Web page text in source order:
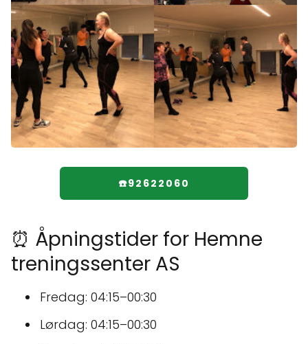
☎️92622060
⏰ Åpningstider for Hemne
treningssenter AS
Fredag: 04:15–00:30
Lørdag: 04:15–00:30